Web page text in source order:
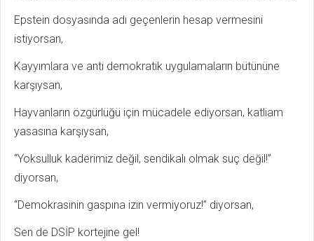
Epstein dosyasında adı geçenlerin hesap vermesini
istiyorsan,
Kayyımlara ve anti demokratik uygulamaların bütününe
karşıysan,
Hayvanların özgürlüğü için mücadele ediyorsan, katliam
yasasına karşıysan,
“Yoksulluk kaderimiz değil, sendikalı olmak suç değil!”
diyorsan,
“Demokrasinin gaspına izin vermiyoruz!” diyorsan,
Sen de DSİP kortejine gel!